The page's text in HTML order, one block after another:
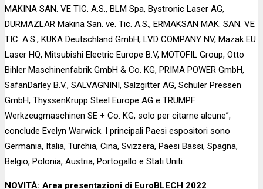
MAKINA SAN. VE TIC. A.S., BLM Spa, Bystronic Laser AG,
DURMAZLAR Makina San. ve. Tic. A.S., ERMAKSAN MAK. SAN. VE
TIC. A.S., KUKA Deutschland GmbH, LVD COMPANY NV, Mazak EU
Laser HQ, Mitsubishi Electric Europe B.V, MOTOFIL Group, Otto
Bihler Maschinenfabrik GmbH & Co. KG, PRIMA POWER GmbH,
SafanDarley B.V., SALVAGNINI, Salzgitter AG, Schuler Pressen
GmbH, ThyssenKrupp Steel Europe AG e TRUMPF
Werkzeugmaschinen SE + Co. KG, solo per citarne alcune”,
conclude Evelyn Warwick. I principali Paesi espositori sono
Germania, Italia, Turchia, Cina, Svizzera, Paesi Bassi, Spagna,
Belgio, Polonia, Austria, Portogallo e Stati Uniti.
NOVITÀ: Area presentazioni di EuroBLECH 2022